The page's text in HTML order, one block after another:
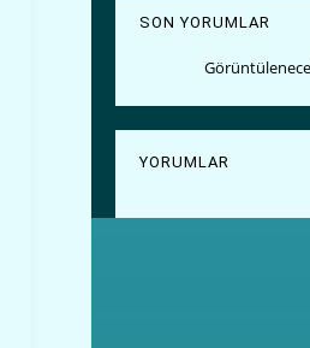
SON YORUMLAR
YORUMLAR